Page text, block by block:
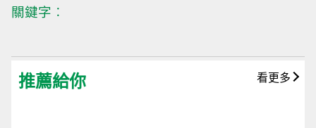
關鍵字︰
推薦給你 看更多